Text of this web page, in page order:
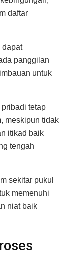
daftar
dapat
panggilan
untuk
tetap
meskipun tidak
itikad baik
tengah
sekitar pukul
memenuhi
niat baik